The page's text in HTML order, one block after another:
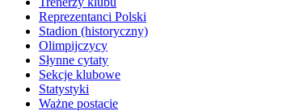
Reprezentanci Polski
Stadion (historyczny)
Olimpijczycy
Słynne cytaty
Sekcje klubowe
Statystyki
Ważne postacie